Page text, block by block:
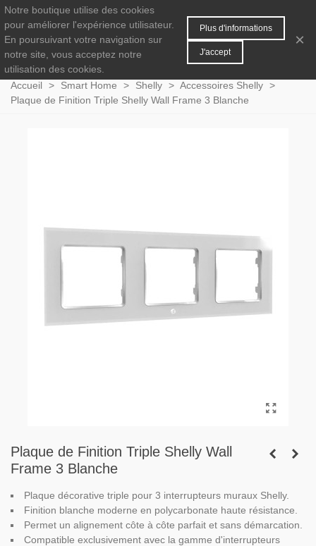
0 MENU
Accueil > Smart Home > Shelly > Accessoires Shelly >
Plaque de Finition Triple Shelly Wall Frame 3 Blanche
Plaque de Finition Triple Shelly Wall
Frame 3 Blanche
Plaque décorative triple pour 3 interrupteurs muraux Shelly.
Finition blanche moderne en polycarbonate haute résistance.
Permet un alignement côte à côte parfait et sans démarcation.
Compatible exclusivement avec la gamme d'interrupteurs
Notre boutique utilise des cookies
pour améliorer l'expérience utilisateur.
En poursuivant votre navigation sur
notre site, vous acceptez notre
utilisation des cookies.
Plus d'informations
J'accept
×